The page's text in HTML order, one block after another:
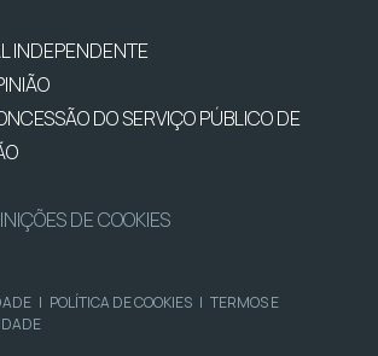
INDEPENDENTE
DO SERVIÇO PÚBLICO DE
DE COOKIES
| POLÍTICA DE COOKIES | TERMOS E